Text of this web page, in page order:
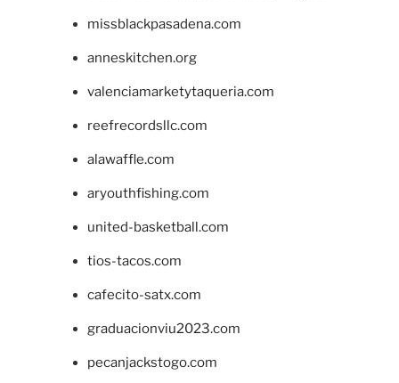
missblackpasadena.com
anneskitchen.org
valenciamarketytaqueria.com
reefrecordsllc.com
alawaffle.com
aryouthfishing.com
united-basketball.com
tios-tacos.com
cafecito-satx.com
graduacionviu2023.com
pecanjackstogo.com